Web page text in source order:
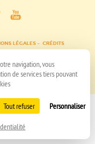
LÉGALES CRÉDITS
navigation, vous
de services tiers pouvant
Tout refuser Personnaliser